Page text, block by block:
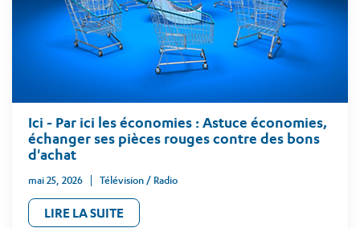
Ici - Par ici les économies : Astuce économies,
échanger ses pièces rouges contre des bons
d'achat
mai 25, 2026 Télévision / Radio
LIRE LA SUITE